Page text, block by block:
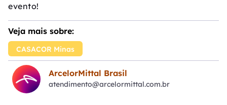
evento!
Veja mais sobre:
CASACOR Minas
ArcelorMittal Brasil
atendimento@arcelormittal.com.br